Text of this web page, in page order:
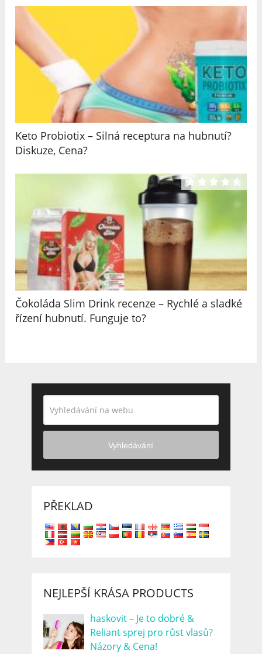
Keto Probiotix – Silná receptura na hubnutí?
Diskuze, Cena?
Čokoláda Slim Drink recenze – Rychlé a sladké
řízení hubnutí. Funguje to?
Vyhledávání
PŘEKLAD
NEJLEPŠÍ KRÁSA PRODUCTS
haskovit – Je to dobré &
Reliant sprej pro růst vlasů?
Názory & Cena!